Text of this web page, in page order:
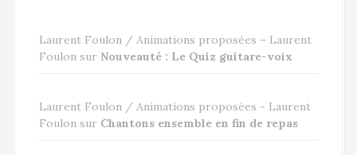
Laurent Foulon / Animations proposées – Laurent
Foulon sur Nouveauté : Le Quiz guitare-voix
Laurent Foulon / Animations proposées - Laurent
Foulon sur Chantons ensemble en fin de repas